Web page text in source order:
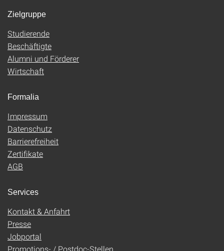
Zielgruppe
Studierende
Beschäftigte
Alumni und Förderer
Wirtschaft
Formalia
Impressum
Datenschutz
Barrierefreiheit
Zertifikate
AGB
Services
Kontakt & Anfahrt
Presse
Jobportal
Promotions- / Postdoc-Stellen